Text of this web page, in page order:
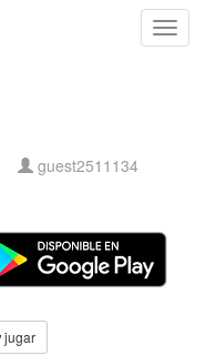
guest2511134
jugar